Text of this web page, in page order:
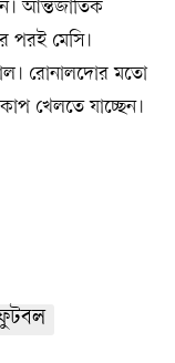
আন্তর্জাতিক
পরই মেসি।
রোনালদোর মতো
খেলতে যাচ্ছেন।